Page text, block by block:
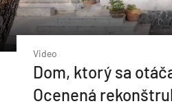
Video
Dom, ktorý sa
Ocenená